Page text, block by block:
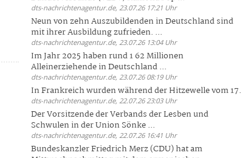
dts-nachrichtenagentur.de, 23.07.26 17:21 Uhr
Neun von zehn Auszubildenden in Deutschland sind
mit ihrer Ausbildung zufrieden. ...
dts-nachrichtenagentur.de, 23.07.26 13:04 Uhr
Im Jahr 2025 haben rund 1 62 Millionen
Alleinerziehende in Deutschland ...
dts-nachrichtenagentur.de, 23.07.26 08:19 Uhr
In Frankreich wurden während der Hitzewelle vom 17.
dts-nachrichtenagentur.de, 22.07.26 23:03 Uhr
Der Vorsitzende der Verbands der Lesben und
Schwulen in der Union Sönke ...
dts-nachrichtenagentur.de, 22.07.26 16:41 Uhr
Bundeskanzler Friedrich Merz (CDU) hat am